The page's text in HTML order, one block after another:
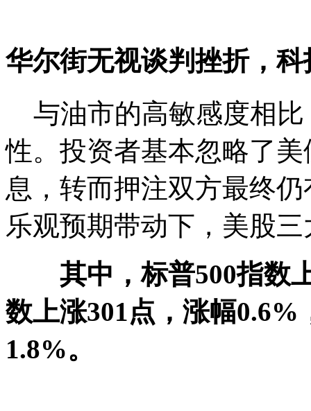
华尔街无视谈判挫折，
与油市的高敏感度相比
性。投资者基本忽略了
息，转而押注双方最终
乐观预期带动下，美股
其中，标普500指数
数上涨301点，涨幅
1.8%。